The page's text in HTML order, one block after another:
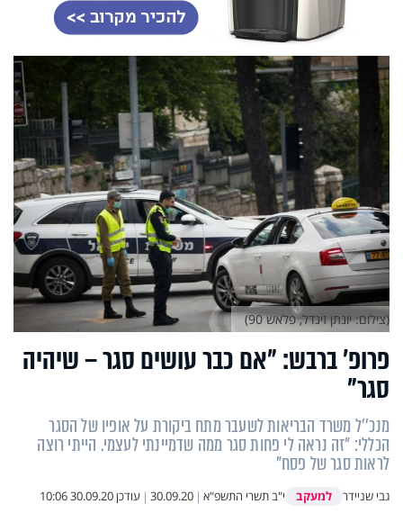
פרופ' ברבש: "אם כבר עושים סגר – שיהיה
סגר"
מנכ''ל משרד הבריאות לשעבר מתח ביקורת על אופיו של הסגר
הכללי: "זה נראה לי פחות סגר ממה שדמיינתי לעצמי. הייתי רוצה
לראות סגר של פסח"
גבי שניידר למעקב י"ב תשרי התשפ"א |
30.09.20
| עודכן30.09.20 10:06
(צילום: יונתן זינדל, פלאש 90)